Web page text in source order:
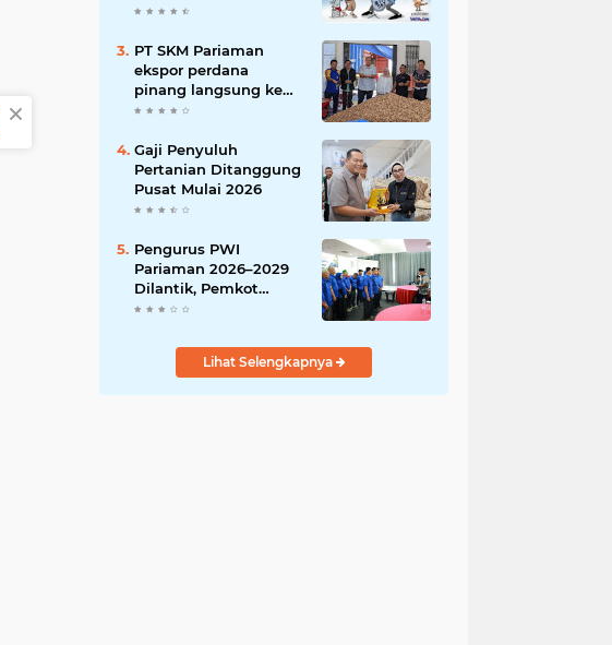
Gigi
PT SKM Pariaman
ekspor perdana
pinang langsung ke
India
Gaji Penyuluh
Pertanian Ditanggung
Pusat Mulai 2026
Pengurus PWI
Pariaman 2026–2029
Dilantik, Pemkot
Tekankan Sinergi dan
Lihat Selengkapnya
×